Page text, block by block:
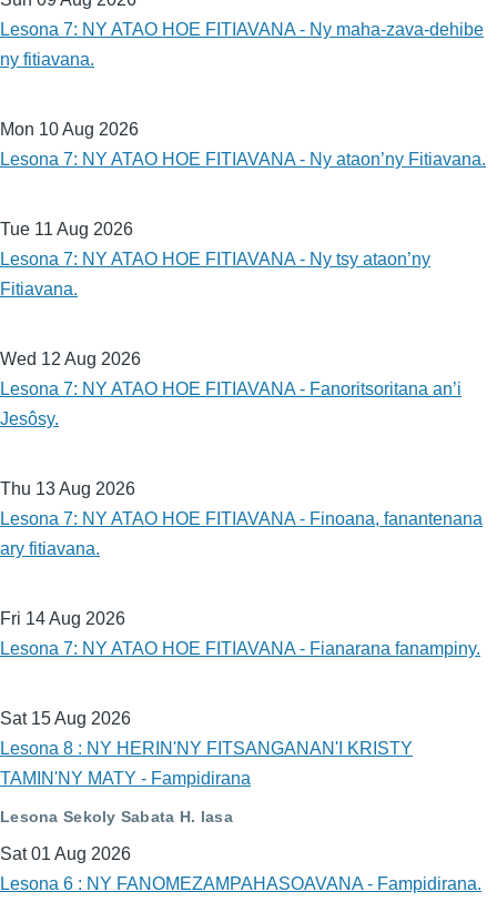
Lesona 7: NY ATAO HOE FITIAVANA - Ny maha-zava-dehibe
ny fitiavana.
Mon 10 Aug 2026
Lesona 7: NY ATAO HOE FITIAVANA - Ny ataon’ny Fitiavana.
Tue 11 Aug 2026
Lesona 7: NY ATAO HOE FITIAVANA - Ny tsy ataon’ny
Fitiavana.
Wed 12 Aug 2026
Lesona 7: NY ATAO HOE FITIAVANA - Fanoritsoritana an’i
Jesôsy.
Thu 13 Aug 2026
Lesona 7: NY ATAO HOE FITIAVANA - Finoana, fanantenana
ary fitiavana.
Fri 14 Aug 2026
Lesona 7: NY ATAO HOE FITIAVANA - Fianarana fanampiny.
Sat 15 Aug 2026
Lesona 8 : NY HERIN'NY FITSANGANAN'I KRISTY
TAMIN'NY MATY - Fampidirana
Lesona Sekoly Sabata H. lasa
Sat 01 Aug 2026
Lesona 6 : NY FANOMEZAMPAHASOAVANA - Fampidirana.